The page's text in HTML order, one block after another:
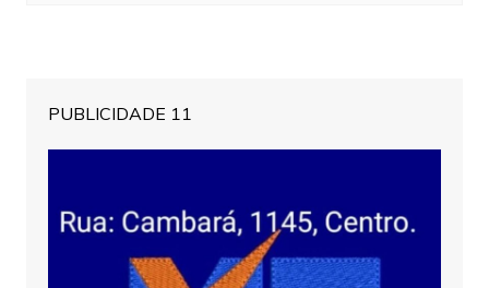
PUBLICIDADE 11